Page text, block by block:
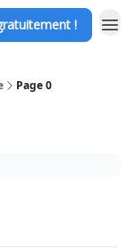
!
Page 0